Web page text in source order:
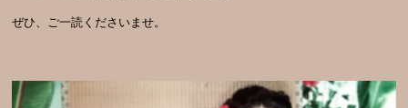
ぜひ、ご一読くださいませ。